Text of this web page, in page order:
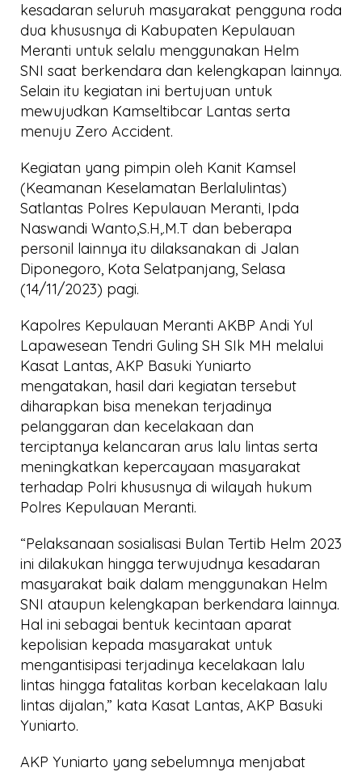
kesadaran seluruh masyarakat pengguna roda
dua khususnya di Kabupaten Kepulauan
Meranti untuk selalu menggunakan Helm
SNI saat berkendara dan kelengkapan lainnya.
Selain itu kegiatan ini bertujuan untuk
mewujudkan Kamseltibcar Lantas serta
menuju Zero Accident.
Kegiatan yang pimpin oleh Kanit Kamsel
(Keamanan Keselamatan Berlalulintas)
Satlantas Polres Kepulauan Meranti, Ipda
Naswandi Wanto,S.H,.M.T dan beberapa
personil lainnya itu dilaksanakan di Jalan
Diponegoro, Kota Selatpanjang, Selasa
(14/11/2023) pagi.
Kapolres Kepulauan Meranti AKBP Andi Yul
Lapawesean Tendri Guling SH SIk MH melalui
Kasat Lantas, AKP Basuki Yuniarto
mengatakan, hasil dari kegiatan tersebut
diharapkan bisa menekan terjadinya
pelanggaran dan kecelakaan dan
terciptanya kelancaran arus lalu lintas serta
meningkatkan kepercayaan masyarakat
terhadap Polri khususnya di wilayah hukum
Polres Kepulauan Meranti.
“Pelaksanaan sosialisasi Bulan Tertib Helm 2023
ini dilakukan hingga terwujudnya kesadaran
masyarakat baik dalam menggunakan Helm
SNI ataupun kelengkapan berkendara lainnya.
Hal ini sebagai bentuk kecintaan aparat
kepolisian kepada masyarakat untuk
mengantisipasi terjadinya kecelakaan lalu
lintas hingga fatalitas korban kecelakaan lalu
lintas dijalan,” kata Kasat Lantas, AKP Basuki
Yuniarto.
AKP Yuniarto yang sebelumnya menjabat